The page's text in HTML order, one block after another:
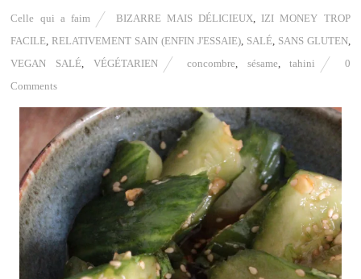
Celle qui a faim BIZARRE MAIS DÉLICIEUX, IZI MONEY TROP
FACILE,RELATIVEMENT SAIN (ENFIN J'ESSAIE), SALÉ, SANS GLUTEN,
VEGAN SALÉ, VÉGÉTARIEN concombre, sésame,tahini
0
Comments